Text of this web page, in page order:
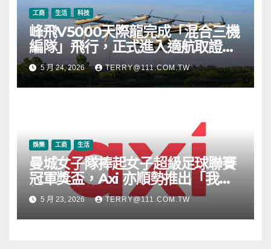
工商 生活 科技
峰飛V5000天際龍完成「混合三機
編隊」飛行，正式進入適航取證階
段5 月 24, 2026 TERRY@111.COM.TW
娛樂 工商 生活
曼城女子隊捧起女子超級足球聯賽
冠軍獎盃，Axi 亦順勢推出「我的
根源」宣傳活動
5 月 23, 2026 TERRY@111.COM.TW